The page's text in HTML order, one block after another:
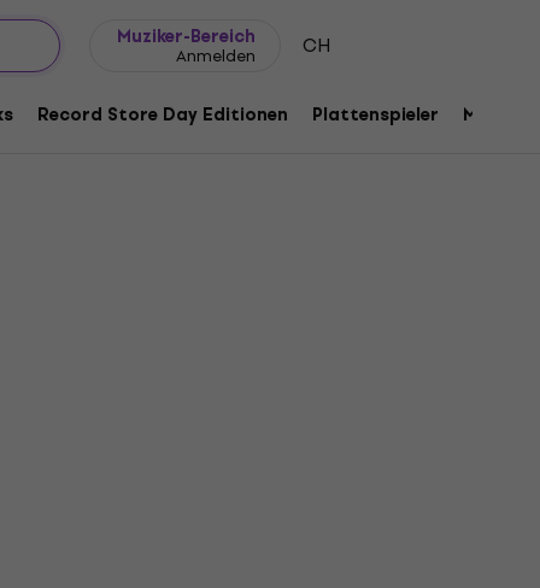
Muziker-Bereich
Anmelden CH
Record Store Day Editionen Plattenspieler Musik